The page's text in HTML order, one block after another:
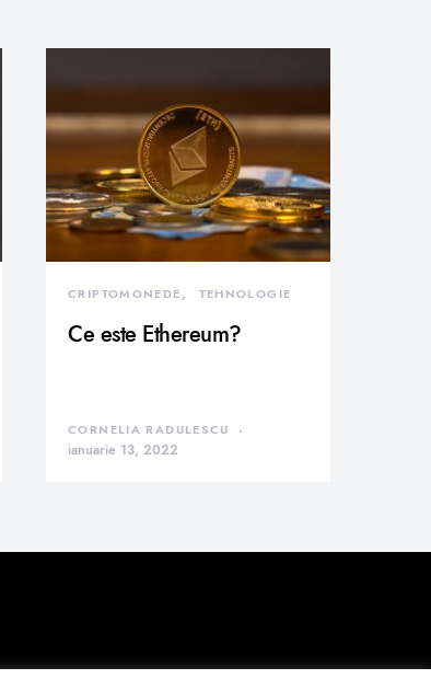
CRIPTOMONEDE TEHNOLOGIE
Ce este Ethereum?
CORNELIA RADULESCU
ianuarie 13, 2022